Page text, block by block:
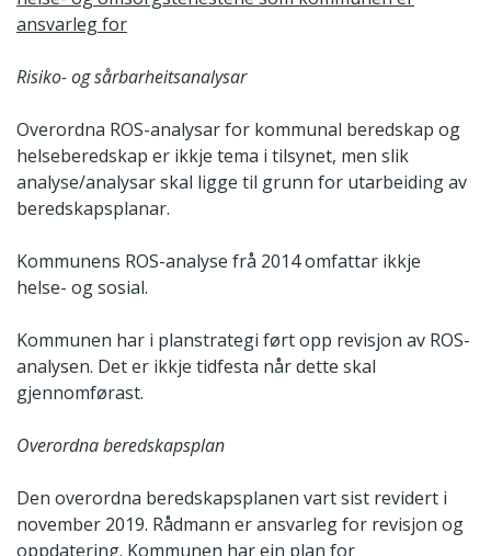
ansvarleg for
Risiko- og sårbarheitsanalysar
Overordna ROS-analysar for kommunal beredskap og
helseberedskap er ikkje tema i tilsynet, men slik
analyse/analysar skal ligge til grunn for utarbeiding av
beredskapsplanar.
Kommunens ROS-analyse frå 2014 omfattar ikkje
helse- og sosial.
Kommunen har i planstrategi ført opp revisjon av ROS-
analysen. Det er ikkje tidfesta når dette skal
gjennomførast.
Overordna beredskapsplan
Den overordna beredskapsplanen vart sist revidert i
november 2019. Rådmann er ansvarleg for revisjon og
oppdatering. Kommunen har ein plan for